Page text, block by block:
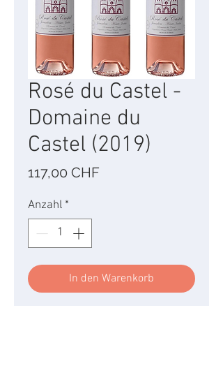
Rosé du Castel -
Domaine du
Castel (2019)
117,00 CHF
Anzahl *
In den Warenkorb